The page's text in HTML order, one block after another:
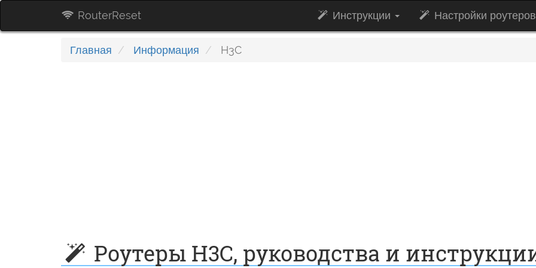
RouterReset Инструкции Настройки
Главная Информация H3C
Роутеры H3C, руководства и